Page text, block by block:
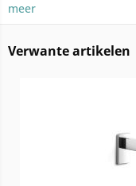
meer
Verwante artikelen